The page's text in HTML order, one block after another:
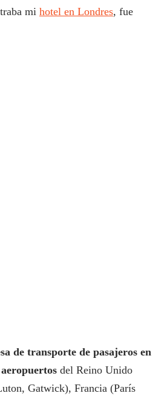
mi hotel en Londres, fue
de transporte de pasajeros en
del Reino Unido
Gatwick), Francia (París